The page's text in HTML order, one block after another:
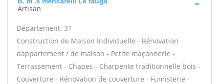
Artisan
Département: 31
Construction de Maison Individuelle - Rénovation
dappartement / de maison - Petite maçonnerie -
Terrassement - Chapes - Charpente traditionnelle bois -
Couverture - Rénovation de couverture - Fumisterie -